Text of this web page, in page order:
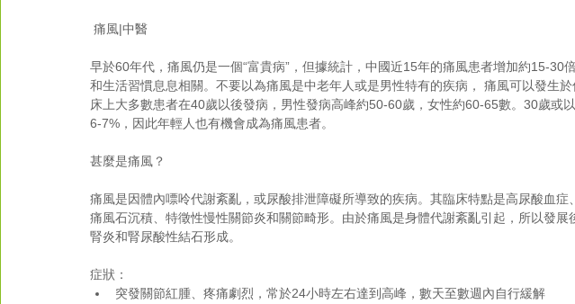
痛風|中醫
早於60年代，痛風仍是一個“富貴病”，但據統計，中國近15年的痛風患者增加約15-30
和生活習慣息息相關。不要以為痛風是中老年人或是男性特有的疾病， 痛風可以發生
床上大多數患者在40歲以後發病，男性發病高峰約50-60歲，女性約60-65數。30歲或
6-7%，因此年輕人也有機會成為痛風患者。
甚麼是痛風？
痛風是因體內嘌呤代謝紊亂，或尿酸排泄障礙所導致的疾病。其臨床特點是高尿酸血症
痛風石沉積、特徵性慢性關節炎和關節畸形。由於痛風是身體代謝紊亂引起，所以發展
腎炎和腎尿酸性結石形成。
症狀：
突發關節紅腫、疼痛劇烈，常於24小時左右達到高峰，數天至數週內自行緩解